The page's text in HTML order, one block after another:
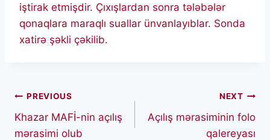
iştirak etmişdir. Çıxışlardan sonra tələbələr
qonaqlara maraqlı suallar ünvanlayıblar. Sonda
xatirə şəkli çəkilib.
Post
navigation
PREVIOUS
Khazar MAFİ-nin açılış
mərasimi olub
NEXT
Açılış mərasiminin folo
qalereyası